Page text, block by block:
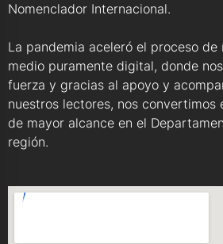
Nomenclador Internacional.
La pandemia aceleró el proceso de
medio puramente digital, donde
fuerza y gracias al apoyo y
nuestros lectores, nos convertimos
de mayor alcance en el
región.